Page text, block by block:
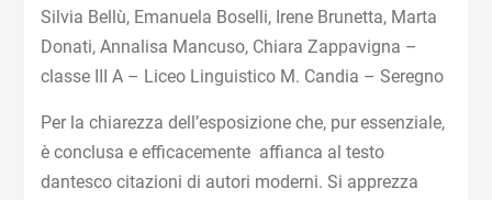
Silvia Bellù, Emanuela Boselli, Irene Brunetta, Marta
Donati, Annalisa Mancuso, Chiara Zappavigna –
classe III A – Liceo Linguistico M. Candia – Seregno
Per la chiarezza dell’esposizione che, pur essenziale,
è conclusa e efficacemente affianca al testo
dantesco citazioni di autori moderni. Si apprezza